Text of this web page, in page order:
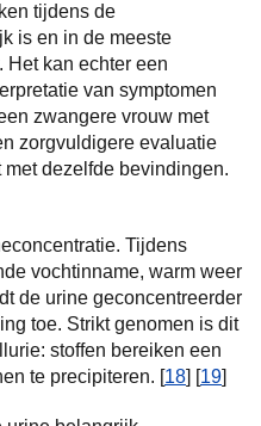
tijdens de
is en in de meeste
Het kan echter een
van symptomen
zwangere vrouw met
zorgvuldigere evaluatie
dezelfde bevindingen.
Tijdens
vochtinname, warm weer
de urine geconcentreerder
toe. Strikt genomen is dit
stoffen bereiken een
te precipiteren. [18] [19]